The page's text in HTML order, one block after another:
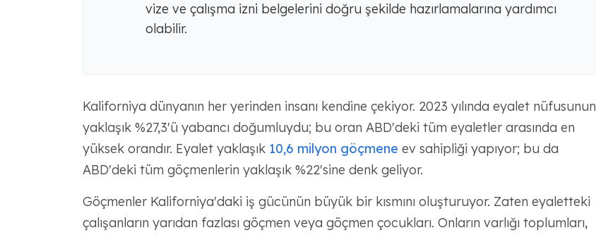
vize ve çalışma izni belgelerini doğru şekilde hazırlamalarına yardımcı
olabilir.
Kaliforniya dünyanın her yerinden insanı kendine çekiyor. 2023 yılında eyalet nüfusunun
yaklaşık %27,3'ü yabancı doğumluydu; bu oran ABD'deki tüm eyaletler arasında en
yüksek orandır. Eyalet yaklaşık 10,6 milyon göçmene ev sahipliği yapıyor; bu da
ABD'deki tüm göçmenlerin yaklaşık %22'sine denk geliyor.
Göçmenler Kaliforniya'daki iş gücünün büyük bir kısmını oluşturuyor. Zaten eyaletteki
çalışanların yarıdan fazlası göçmen veya göçmen çocukları. Onların varlığı toplumları,